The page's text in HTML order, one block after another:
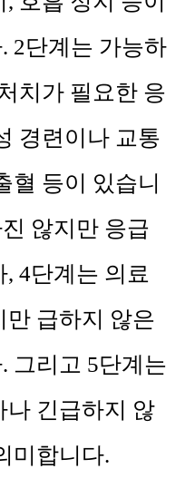
2단계는 가능하
치가 필요한 응
경련이나 교통
혈 등이 있습니
않지만 응급
4단계는 의료
만 급하지 않은
그리고 5단계는
나 긴급하지 않
미합니다.